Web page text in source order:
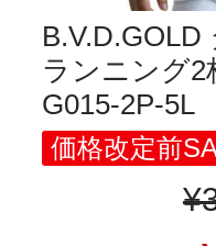
ランニング2
G015-2P-5L
価格改定前
¥